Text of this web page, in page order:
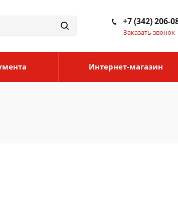
+7 (342) 206-
Заказать звонок
Интернет-магазин